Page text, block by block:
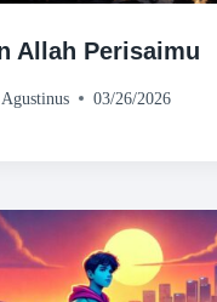
Allah Perisaimu
03/26/2026